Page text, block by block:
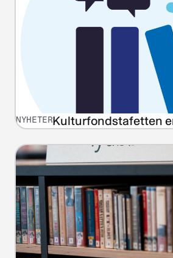
NYHETERKulturfondstafetten